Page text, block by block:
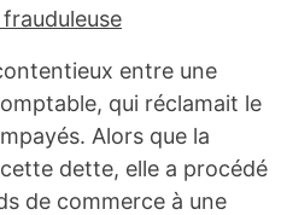
entre une
qui réclamait le
Alors que la
dette, elle a procédé
de commerce à une